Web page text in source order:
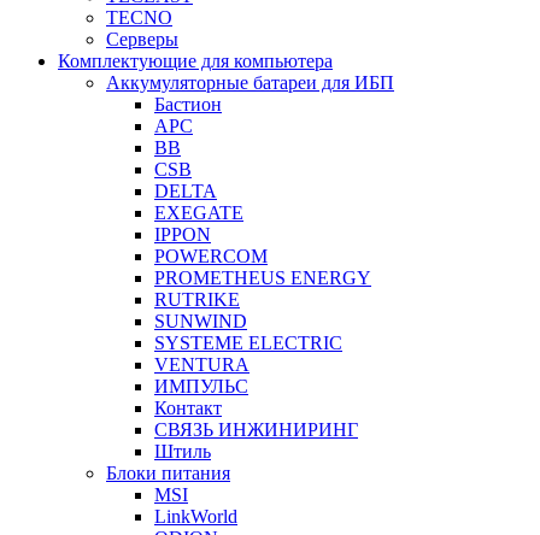
TECNO
Серверы
Комплектующие для компьютера
Аккумуляторные батареи для ИБП
Бастион
APC
BB
CSB
DELTA
EXEGATE
IPPON
POWERCOM
PROMETHEUS ENERGY
RUTRIKE
SUNWIND
SYSTEME ELECTRIC
VENTURA
ИМПУЛЬС
Контакт
СВЯЗЬ ИНЖИНИРИНГ
Штиль
Блоки питания
MSI
LinkWorld